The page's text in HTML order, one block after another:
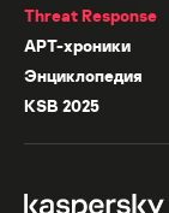
Threat Response
APT-хроники
Энциклопедия
KSB 2025